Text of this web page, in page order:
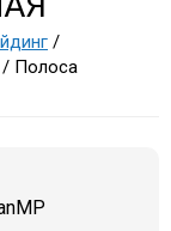
/
/ Полоса